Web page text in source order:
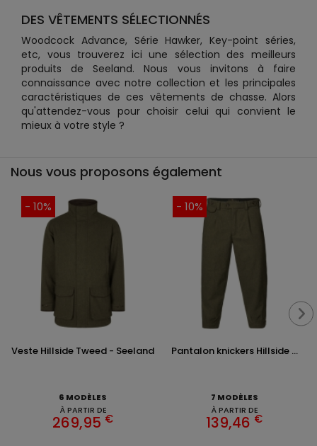
DES VÊTEMENTS SÉLECTIONNÉS
Woodcock Advance, Série Hawker, Key-point séries,
etc, vous trouverez ici une sélection des meilleurs
produits de Seeland. Nous vous invitons à faire
connaissance avec notre collection et les principales
caractéristiques de ces vêtements de chasse. Alors
qu'attendez-vous pour choisir celui qui convient le
mieux à votre style ?
Nous vous proposons également
- 10%
Veste Hillside Tweed - Seeland
6 MODÈLES
À PARTIR DE
269,95 €
- 10%
Pantalon knickers Hillside ...
7 MODÈLES
À PARTIR DE
139,46 €